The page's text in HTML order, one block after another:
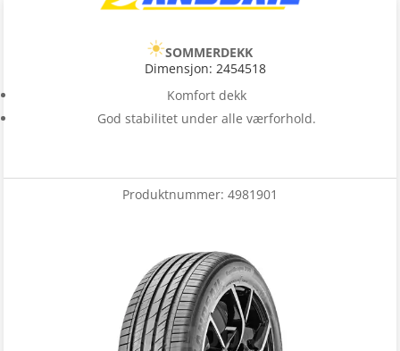
SOMMERDEKK
Dimensjon: 2454518
Komfort dekk
God stabilitet under alle værforhold.
Produktnummer: 4981901